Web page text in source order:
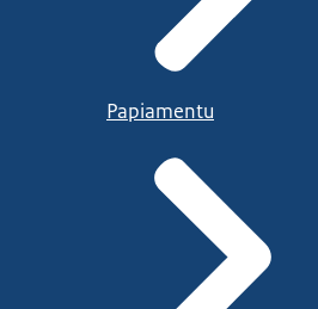
Papiamentu